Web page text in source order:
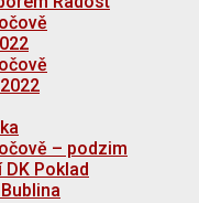
– podzim
Poklad